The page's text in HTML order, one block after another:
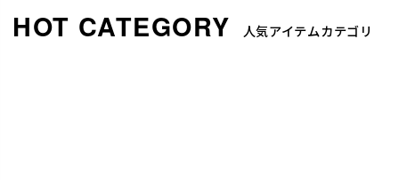
人気アイテムカテゴリ